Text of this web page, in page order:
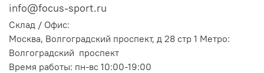
info@focus-sport.ru
Склад / Офис:
Москва, Волгоградский проспект, д 28 стр 1 Метро:
Волгоградский проспект
Время работы: пн-вс 10:00-19:00